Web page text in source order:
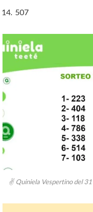
507
✌ Quiniela Vespertino del